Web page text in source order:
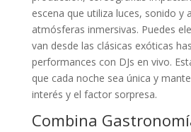
escena que utiliza luces, sonido y
atmósferas inmersivas. Puedes
van desde las clásicas exóticas
performances con DJs en vivo.
que cada noche sea única y
interés y el factor sorpresa.
Combina